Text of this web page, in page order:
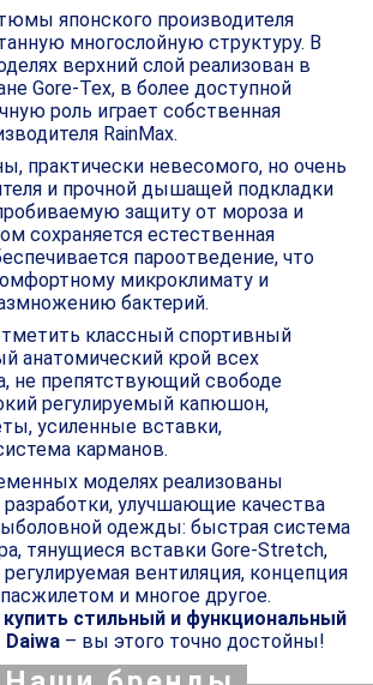
японского производителя
многослойную структуру. В
верхний слой реализован в
Gore-Tex, в более доступной
роль играет собственная
RainМax.
практически невесомого, но очень
и прочной дышащей подкладки
защиту от мороза и
сохраняется естественная
пароотведение, что
микроклимату и
бактерий.
классный спортивный
анатомический крой всех
не препятствующий свободе
регулируемый капюшон,
усиленные вставки,
карманов.
моделях реализованы
улучшающие качества
одежды: быстрая система
тянущиеся вставки Gore-Stretch,
вентиляция, концепция
и многое другое.
купить стильный и функциональный
– вы этого точно достойны!